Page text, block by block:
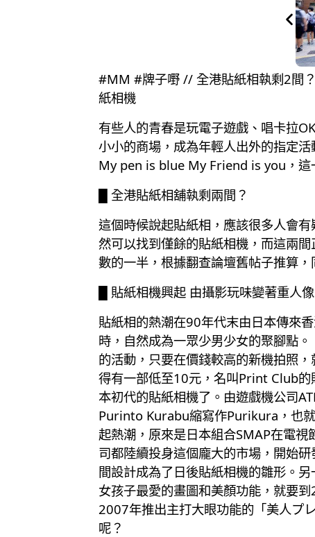
#MM #牌子嘢 // 全港貼紙相執剩2間
紙相機
有些人的青春是玩電子遊戲、唱卡拉
小小的商場，成為年輕人出外的指定
My pen is blue My Friend is you，這
█ 全港貼紙相舖執剩兩間？
這個時候說起貼紙相，應該很多人會
然可以找到僅餘的貼紙相機，而這兩
數的一半，根據翻查論壇舊帖子推算
█ 貼紙相機興起 由攝影玩味變著重人像
貼紙相的熱潮在90年代末由日本傳來
時，自然成為一眾少男少女的聚腳點
的活動，只要在價錢較高的新機拍照
得有一部低至10元，名叫Print Club的
本初代的貼紙相機了。由遊戲機公司
Purinto Kurabu縮寫作Purikura，也
起熱潮，原來是日本組合SMAP在電
司都陸續投身這個龐大的市場，開始
間設計成為了日後貼紙相機的雛形。
女孩子最愛的畫圖和美顏功能，就要
2007年推出主打大眼功能的「美人プ
呢？